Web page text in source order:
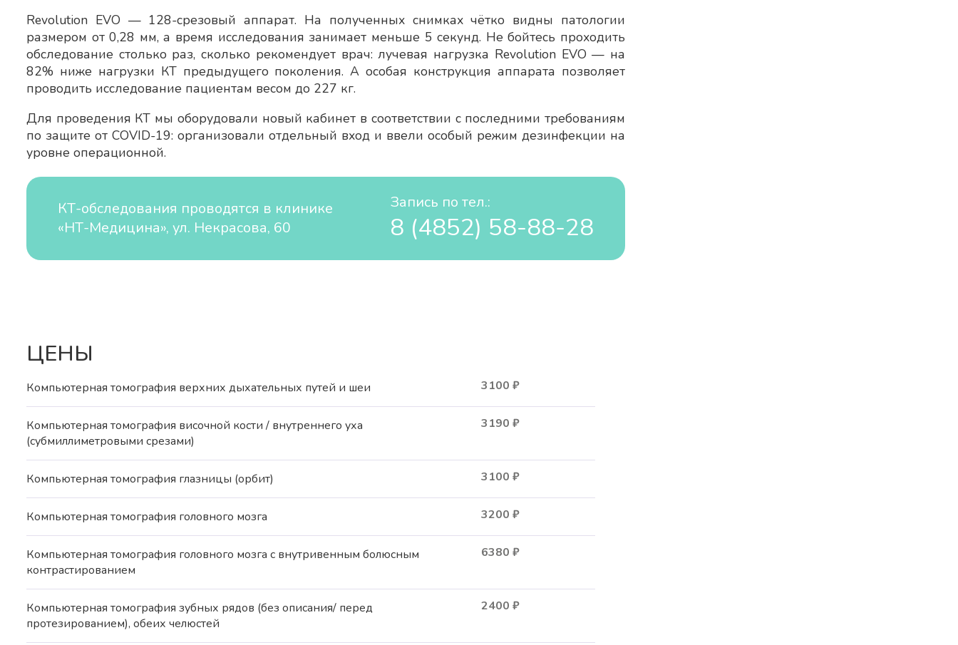
Revolution EVO — 128-срезовый аппарат. На полученных снимках чётко видны патологии
размером от 0,28 мм, а время исследования занимает меньше 5 секунд. Не бойтесь проходить
обследование столько раз, сколько рекомендует врач: лучевая нагрузка Revolution EVO — на
82% ниже нагрузки КТ предыдущего поколения. А особая конструкция аппарата позволяет
проводить исследование пациентам весом до 227 кг.
Для проведения КТ мы оборудовали новый кабинет в соответствии с последними требованиям
по защите от COVID-19: организовали отдельный вход и ввели особый режим дезинфекции на
уровне операционной.
КТ-обследования проводятся в клинике
«НТ-Медицина», ул. Некрасова, 60
Запись по тел.:
8 (4852) 58-88-28
ЦЕНЫ
Компьютерная томография верхних дыхательных путей и шеи 3100 ₽
Компьютерная томография височной кости / внутреннего уха
(субмиллиметровыми срезами)
3190 ₽
Компьютерная томография глазницы (орбит) 3100 ₽
Компьютерная томография головного мозга 3200 ₽
Компьютерная томография головного мозга с внутривенным болюсным
контрастированием
6380 ₽
Компьютерная томография зубных рядов (без описания/ перед
протезированием), обеих челюстей
2400 ₽